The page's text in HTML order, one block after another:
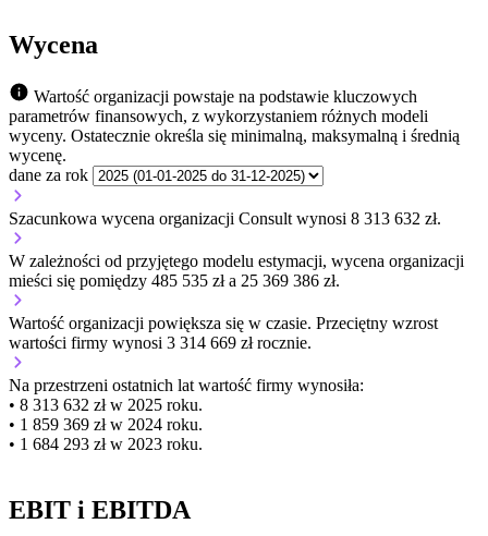
Wycena
Wartość organizacji powstaje na podstawie kluczowych
parametrów finansowych, z wykorzystaniem różnych modeli
wyceny. Ostatecznie określa się minimalną, maksymalną i średnią
wycenę.
dane za rok
Szacunkowa wycena organizacji Consult wynosi 8 313 632 zł.
W zależności od przyjętego modelu estymacji, wycena organizacji
mieści się pomiędzy 485 535 zł a 25 369 386 zł.
Wartość organizacji powiększa się w czasie. Przeciętny wzrost
wartości firmy wynosi 3 314 669 zł rocznie.
Na przestrzeni ostatnich lat wartość firmy wynosiła:
• 8 313 632 zł w 2025 roku.
• 1 859 369 zł w 2024 roku.
• 1 684 293 zł w 2023 roku.
EBIT i EBITDA